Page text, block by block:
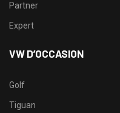
Partner
Expert
VW D’OCCASION
Golf
Tiguan